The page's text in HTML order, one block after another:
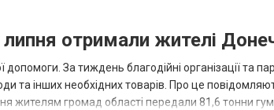
липня отримали жителі
За тиждень благодійні організації та
та інших необхідних товарів. Про це
жителям громад області передали 81,6 тонни